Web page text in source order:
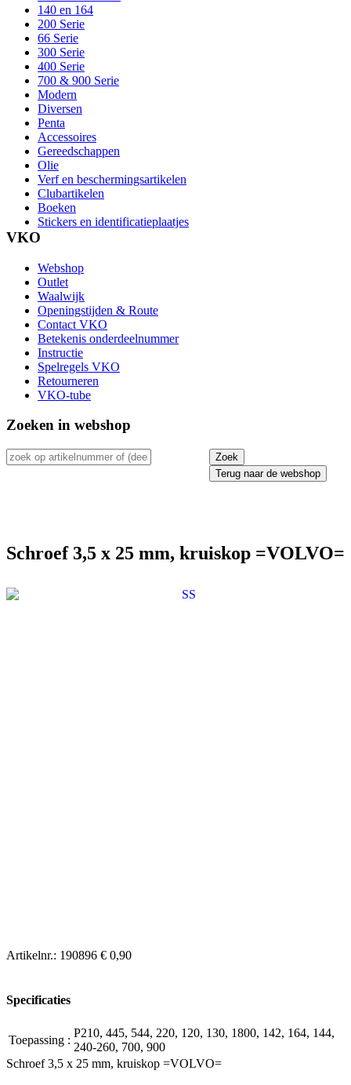
140 en 164
200 Serie
66 Serie
300 Serie
400 Serie
700 & 900 Serie
Modern
Diversen
Penta
Accessoires
Gereedschappen
Olie
Verf en beschermingsartikelen
Clubartikelen
Boeken
Stickers en identificatieplaatjes
VKO
Webshop
Outlet
Waalwijk
Openingstijden & Route
Contact VKO
Betekenis onderdeelnummer
Instructie
Spelregels VKO
Retourneren
VKO-tube
Zoeken in webshop
Terug naar de webshop
Schroef 3,5 x 25 mm, kruiskop =VOLVO=
Artikelnr.: 190896 € 0,90
Specificaties
Toepassing :
P210, 445, 544, 220, 120, 130, 1800, 142, 164, 144,
240-260, 700, 900
Schroef 3,5 x 25 mm, kruiskop =VOLVO=